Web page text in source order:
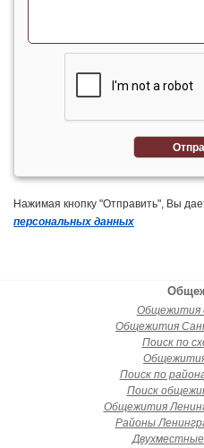
Нажимая кнопку "Отправить", Вы
персональных данных
Общежития
Общежития
Поиск по
Поиск по
Поиск
Общежития
Районы